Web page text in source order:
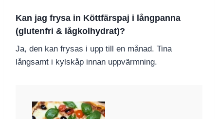
Kan jag frysa in Köttfärspaj i långpanna
(glutenfri & lågkolhydrat)?
Ja, den kan frysas i upp till en månad. Tina
långsamt i kylskåp innan uppvärmning.